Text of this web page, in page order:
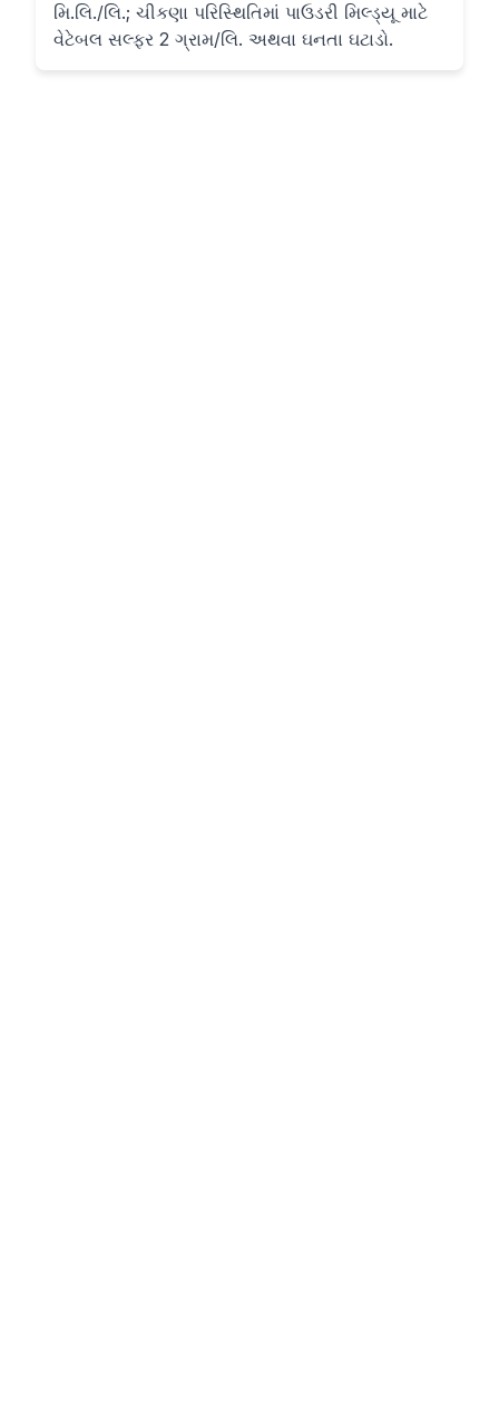
મિ.લિ./લિ.; ચીકણા પરિસ્થિતિમાં પાઉડરી મિલ્ડ્યૂ માટે
વેટેબલ સલ્ફર 2 ગ્રામ/લિ. અથવા ઘનતા ઘટાડો.